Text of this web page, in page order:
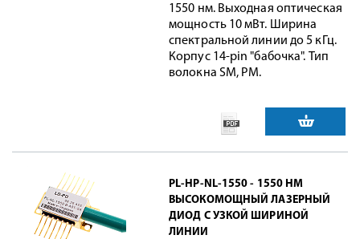
1550 нм. Выходная оптическая
мощность 10 мВт. Ширина
спектральной линии до 5 кГц.
Корпус 14-pin "бабочка". Тип
волокна SM, PM.
PL-HP-NL-1550 - 1550 НМ
ВЫСОКОМОЩНЫЙ ЛАЗЕРНЫЙ
ДИОД С УЗКОЙ ШИРИНОЙ
ЛИНИИ